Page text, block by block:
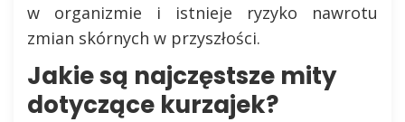
w organizmie i istnieje ryzyko nawrotu
zmian skórnych w przyszłości.
Jakie są najczęstsze mity
dotyczące kurzajek?